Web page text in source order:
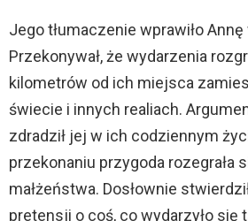
Jego tłumaczenie wprawiło Annę
Przekonywał, że wydarzenia
kilometrów od ich miejsca
świecie i innych realiach.
zdradził jej w ich codziennym
przekonaniu przygoda rozegrała
małżeństwa. Dosłownie
pretensji o coś, co wydarzyło się